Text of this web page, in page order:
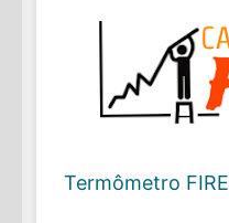
Termômetro FIRE